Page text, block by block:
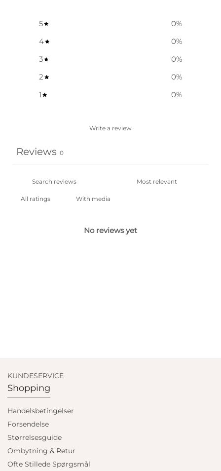
5 0%
4
0%
3
0%
2
0%
1
0%
Write a review
Reviews 0
With media
No reviews yet
KUNDESERVICE
Shopping
Handelsbetingelser
Forsendelse
Størrelsesguide
Ombytning & Retur
Ofte Stillede Spørgsmål